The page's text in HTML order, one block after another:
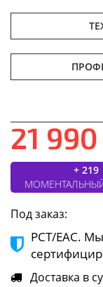
21 990
+ 219
Под заказ:
РСТ/ЕАС.
Доставка в